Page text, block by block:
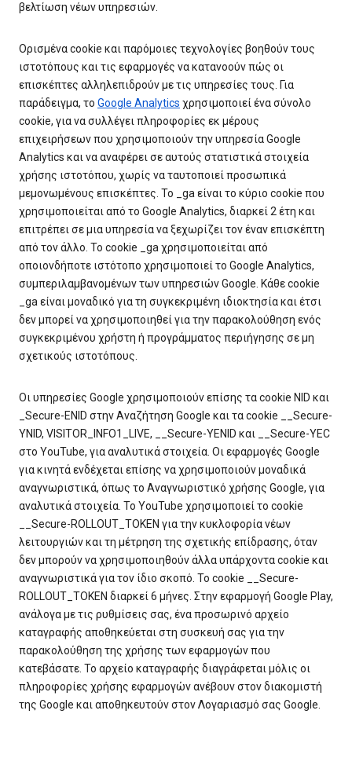
βελτίωση νέων υπηρεσιών.
Ορισμένα cookie και παρόμοιες τεχνολογίες βοηθούν τους
ιστοτόπους και τις εφαρμογές να κατανοούν πώς οι
επισκέπτες αλληλεπιδρούν με τις υπηρεσίες τους. Για
παράδειγμα, το Google Analytics χρησιμοποιεί ένα σύνολο
cookie, για να συλλέγει πληροφορίες εκ μέρους
επιχειρήσεων που χρησιμοποιούν την υπηρεσία Google
Analytics και να αναφέρει σε αυτούς στατιστικά στοιχεία
χρήσης ιστοτόπου, χωρίς να ταυτοποιεί προσωπικά
μεμονωμένους επισκέπτες. Το _ga είναι το κύριο cookie που
χρησιμοποιείται από το Google Analytics, διαρκεί 2 έτη και
επιτρέπει σε μια υπηρεσία να ξεχωρίζει τον έναν επισκέπτη
από τον άλλο. Το cookie _ga χρησιμοποιείται από
οποιονδήποτε ιστότοπο χρησιμοποιεί το Google Analytics,
συμπεριλαμβανομένων των υπηρεσιών Google. Κάθε cookie
_ga είναι μοναδικό για τη συγκεκριμένη ιδιοκτησία και έτσι
δεν μπορεί να χρησιμοποιηθεί για την παρακολούθηση ενός
συγκεκριμένου χρήστη ή προγράμματος περιήγησης σε μη
σχετικούς ιστοτόπους.
Οι υπηρεσίες Google χρησιμοποιούν επίσης τα cookie NID και
_Secure-ENID στην Αναζήτηση Google και τα cookie __Secure-
YNID, VISITOR_INFO1_LIVE, __Secure-YENID και __Secure-YEC
στο YouTube, για αναλυτικά στοιχεία. Οι εφαρμογές Google
για κινητά ενδέχεται επίσης να χρησιμοποιούν μοναδικά
αναγνωριστικά, όπως το Αναγνωριστικό χρήσης Google, για
αναλυτικά στοιχεία. Το YouTube χρησιμοποιεί το cookie
__Secure-ROLLOUT_TOKEN για την κυκλοφορία νέων
λειτουργιών και τη μέτρηση της σχετικής επίδρασης, όταν
δεν μπορούν να χρησιμοποιηθούν άλλα υπάρχοντα cookie και
αναγνωριστικά για τον ίδιο σκοπό. Το cookie __Secure-
ROLLOUT_TOKEN διαρκεί 6 μήνες. Στην εφαρμογή Google Play,
ανάλογα με τις ρυθμίσεις σας, ένα προσωρινό αρχείο
καταγραφής αποθηκεύεται στη συσκευή σας για την
παρακολούθηση της χρήσης των εφαρμογών που
κατεβάσατε. Το αρχείο καταγραφής διαγράφεται μόλις οι
πληροφορίες χρήσης εφαρμογών ανέβουν στον διακομιστή
της Google και αποθηκευτούν στον Λογαριασμό σας Google.